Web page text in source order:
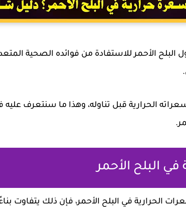
البلح الأحمر للاستفادة من فوائده الصحية
الحرارية قبل تناوله، وهذا ما سنتعرف عليه
البلح الأحمر
الحرارية في البلح الأحمر، فإن ذلك يتفاوت